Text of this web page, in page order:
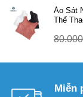
Áo Sát
Thể
Miễn